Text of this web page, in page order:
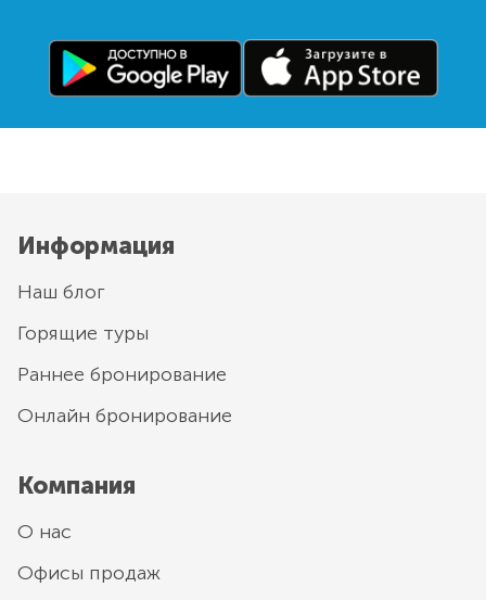
Информация
Наш блог
Горящие туры
Раннее бронирование
Онлайн бронирование
Компания
О нас
Офисы продаж